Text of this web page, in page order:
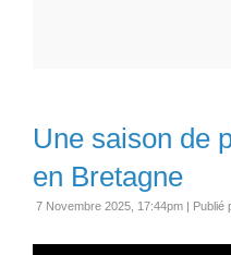
Une saison de
en Bretagne
7 Novembre 2025, 17:44pm | Publié